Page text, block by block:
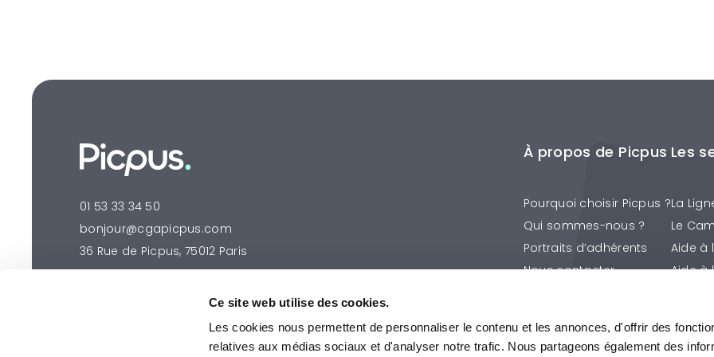
Ce site web utilise des cookies.
Les cookies nous permettent de personnaliser le contenu et les annonces, d'offrir des
relatives aux médias sociaux et d'analyser notre trafic. Nous partageons également des
01 53 33 34 50
bonjour@cgapicpus.com
36 Rue de Picpus, 75012 Paris
À propos de Picpus
Pourquoi choisir Picpus ?
Qui sommes-nous ?
Portraits d’adhérents
Nous contacter
Les
La
Le
Aide à
Aide à